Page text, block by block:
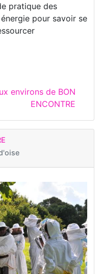
pratique des
pour savoir se
environs de BON
ENCONTRE